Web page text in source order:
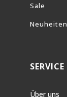
Sale
Neuheiten
SERVICE
Über uns